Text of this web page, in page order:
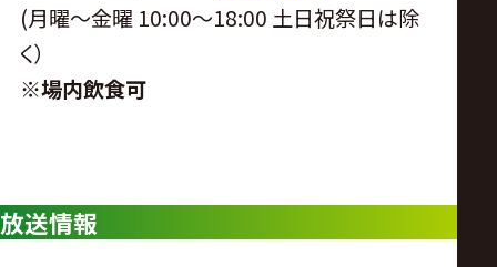
(月曜〜金曜 10:00〜18:00 土日祝祭日は除
く）
※場内飲食可
放送情報